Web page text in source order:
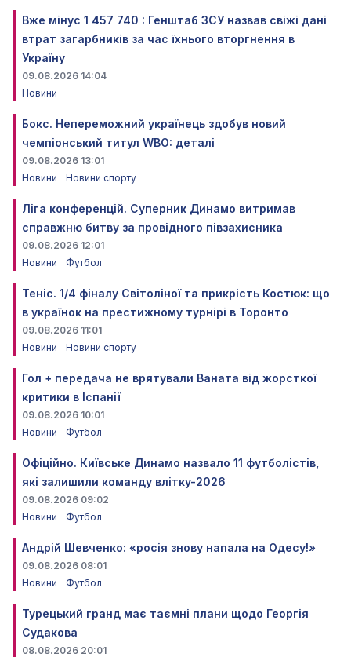
Вже мінус 1 457 740 : Генштаб ЗСУ назвав свіжі дані
втрат загарбників за час їхнього вторгнення в
Україну
09.08.2026 14:04
Новини
Бокс. Непереможний українець здобув новий
чемпіонський титул WBO: деталі
09.08.2026 13:01
Новини
Новини спорту
Ліга конференцій. Суперник Динамо витримав
справжню битву за провідного півзахисника
09.08.2026 12:01
Новини
Футбол
Теніс. 1/4 фіналу Світоліної та прикрість Костюк: що
в українок на престижному турнірі в Торонто
09.08.2026 11:01
Новини
Новини спорту
Гол + передача не врятували Ваната від жорсткої
критики в Іспанії
09.08.2026 10:01
Новини
Футбол
Офіційно. Київське Динамо назвало 11 футболістів,
які залишили команду влітку-2026
09.08.2026 09:02
Новини
Футбол
Андрій Шевченко: «росія знову напала на Одесу!»
09.08.2026 08:01
Новини
Футбол
Турецький гранд має таємні плани щодо Георгія
Судакова
08.08.2026 20:01